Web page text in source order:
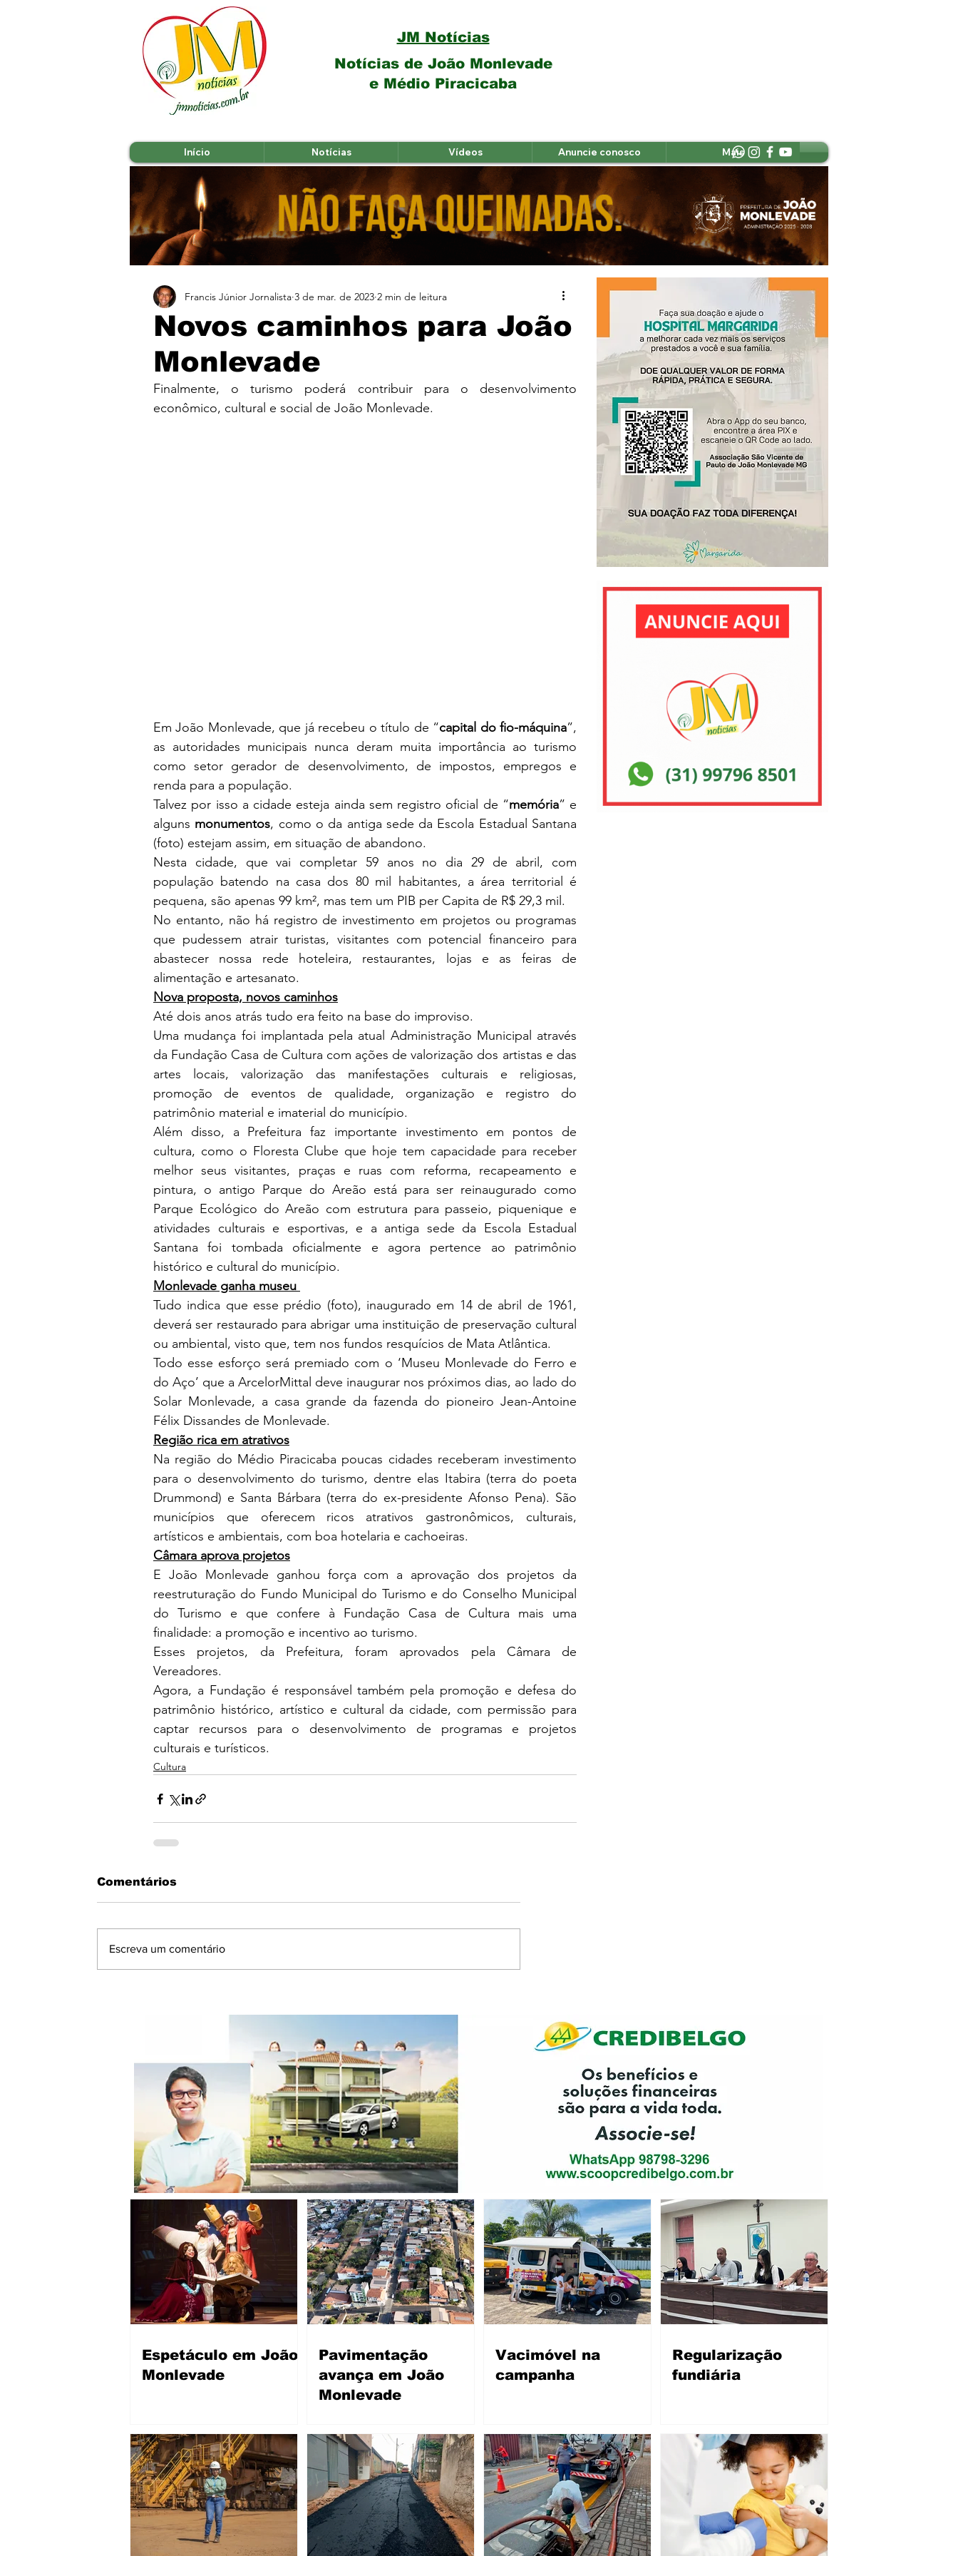
Notícias de João Monlevade
e Médio Piracicaba
JM Notícias
Início Notícias Vídeos Anuncie conosco Mais
Novos caminhos para João
Monlevade
Francis Júnior Jornalista 3 de mar. de 2023 2 min de leitura
Finalmente, o turismo poderá contribuir para o desenvolvimento
econômico, cultural e social de João Monlevade.
Em João Monlevade, que já recebeu o título de “capital do fio-máquina”,
as autoridades municipais nunca deram muita importância ao turismo
como setor gerador de desenvolvimento, de impostos, empregos e
renda para a população.
Talvez por isso a cidade esteja ainda sem registro oficial de “memória” e
alguns monumentos, como o da antiga sede da Escola Estadual Santana
(foto) estejam assim, em situação de abandono.
Nesta cidade, que vai completar 59 anos no dia 29 de abril, com
população batendo na casa dos 80 mil habitantes, a área territorial é
pequena, são apenas 99 km², mas tem um PIB per Capita de R$ 29,3 mil.
No entanto, não há registro de investimento em projetos ou programas
que pudessem atrair turistas, visitantes com potencial financeiro para
abastecer nossa rede hoteleira, restaurantes, lojas e as feiras de
alimentação e artesanato.
Nova proposta, novos caminhos
Até dois anos atrás tudo era feito na base do improviso.
Uma mudança foi implantada pela atual Administração Municipal através
da Fundação Casa de Cultura com ações de valorização dos artistas e das
artes locais, valorização das manifestações culturais e religiosas,
promoção de eventos de qualidade, organização e registro do
patrimônio material e imaterial do município.
Além disso, a Prefeitura faz importante investimento em pontos de
cultura, como o Floresta Clube que hoje tem capacidade para receber
melhor seus visitantes, praças e ruas com reforma, recapeamento e
pintura, o antigo Parque do Areão está para ser reinaugurado como
Parque Ecológico do Areão com estrutura para passeio, piquenique e
atividades culturais e esportivas, e a antiga sede da Escola Estadual
Santana foi tombada oficialmente e agora pertence ao patrimônio
histórico e cultural do município.
Monlevade ganha museu
Tudo indica que esse prédio (foto), inaugurado em 14 de abril de 1961,
deverá ser restaurado para abrigar uma instituição de preservação cultural
ou ambiental, visto que, tem nos fundos resquícios de Mata Atlântica.
Todo esse esforço será premiado com o ‘Museu Monlevade do Ferro e
do Aço’ que a ArcelorMittal deve inaugurar nos próximos dias, ao lado do
Solar Monlevade, a casa grande da fazenda do pioneiro Jean-Antoine
Félix Dissandes de Monlevade.
Região rica em atrativos
Na região do Médio Piracicaba poucas cidades receberam investimento
para o desenvolvimento do turismo, dentre elas Itabira (terra do poeta
Drummond) e Santa Bárbara (terra do ex-presidente Afonso Pena). São
municípios que oferecem ricos atrativos gastronômicos, culturais,
artísticos e ambientais, com boa hotelaria e cachoeiras.
Câmara aprova projetos
E João Monlevade ganhou força com a aprovação dos projetos da
reestruturação do Fundo Municipal do Turismo e do Conselho Municipal
do Turismo e que confere à Fundação Casa de Cultura mais uma
finalidade: a promoção e incentivo ao turismo.
Esses projetos, da Prefeitura, foram aprovados pela Câmara de
Vereadores.
Agora, a Fundação é responsável também pela promoção e defesa do
patrimônio histórico, artístico e cultural da cidade, com permissão para
captar recursos para o desenvolvimento de programas e projetos
culturais e turísticos.
Cultura
Comentários
Escreva um comentário
Espetáculo em João
Monlevade
Pavimentação
avança em João
Monlevade
Vacimóvel na
campanha
Regularização
fundiária